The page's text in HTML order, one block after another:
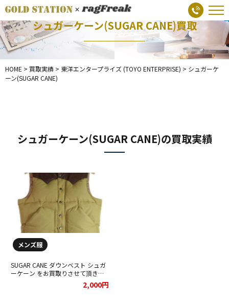
シュガーケーン(SUGAR CANE)買取
HOME > 買取実績 > 東洋エンタープライズ (TOYO ENTERPRISE) > シュガーケ
ーン(SUGAR CANE)
シュガーケーン(SUGAR CANE)の買取実績
メンズ服
SUGAR CANE ダウンベスト シュガ
ーケーン をお買取りさせて頂きま
2,000円